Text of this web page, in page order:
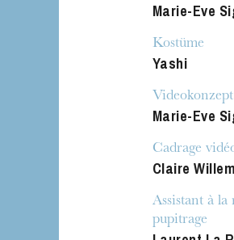
Marie-Eve
Kostüme
Yashi
Videokonzept
Marie-Eve
Cadrage
Claire
Assistant à la
pupitrage